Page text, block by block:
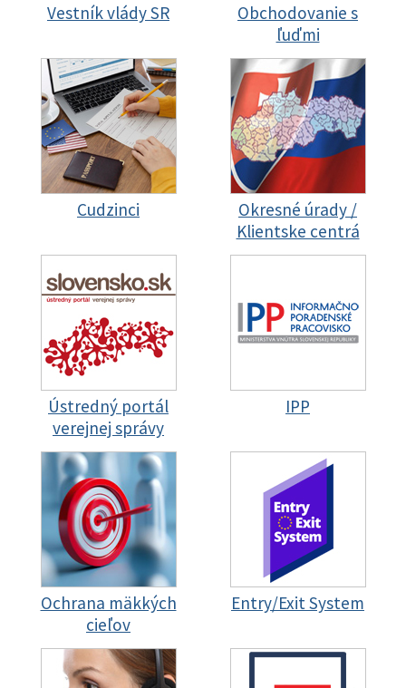
Vestník vlády SR
Obchodovanie s
ľuďmi
Cudzinci
Okresné úrady /
Klientske centrá
Ústredný portál
verejnej správy
IPP
Ochrana mäkkých
cieľov
Entry/Exit System